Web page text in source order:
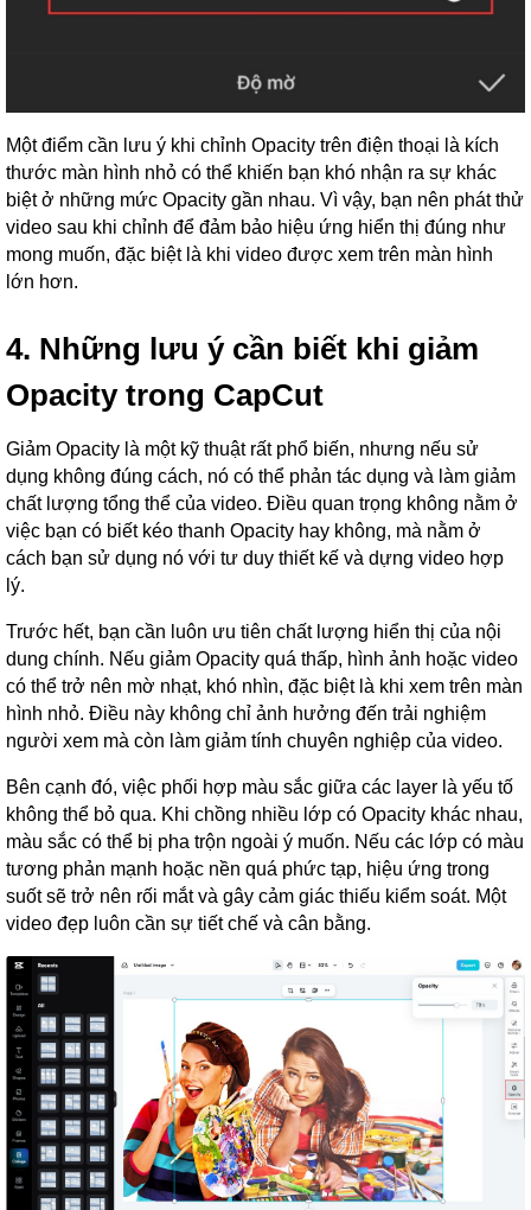
Một điểm cần lưu ý khi chỉnh Opacity trên điện thoại là kích
thước màn hình nhỏ có thể khiến bạn khó nhận ra sự khác
biệt ở những mức Opacity gần nhau. Vì vậy, bạn nên phát thử
video sau khi chỉnh để đảm bảo hiệu ứng hiển thị đúng như
mong muốn, đặc biệt là khi video được xem trên màn hình
lớn hơn.
4. Những lưu ý cần biết khi giảm
Opacity trong CapCut
Giảm Opacity là một kỹ thuật rất phổ biến, nhưng nếu sử
dụng không đúng cách, nó có thể phản tác dụng và làm giảm
chất lượng tổng thể của video. Điều quan trọng không nằm ở
việc bạn có biết kéo thanh Opacity hay không, mà nằm ở
cách bạn sử dụng nó với tư duy thiết kế và dựng video hợp
lý.
Trước hết, bạn cần luôn ưu tiên chất lượng hiển thị của nội
dung chính. Nếu giảm Opacity quá thấp, hình ảnh hoặc video
có thể trở nên mờ nhạt, khó nhìn, đặc biệt là khi xem trên màn
hình nhỏ. Điều này không chỉ ảnh hưởng đến trải nghiệm
người xem mà còn làm giảm tính chuyên nghiệp của video.
Bên cạnh đó, việc phối hợp màu sắc giữa các layer là yếu tố
không thể bỏ qua. Khi chồng nhiều lớp có Opacity khác nhau,
màu sắc có thể bị pha trộn ngoài ý muốn. Nếu các lớp có màu
tương phản mạnh hoặc nền quá phức tạp, hiệu ứng trong
suốt sẽ trở nên rối mắt và gây cảm giác thiếu kiểm soát. Một
video đẹp luôn cần sự tiết chế và cân bằng.